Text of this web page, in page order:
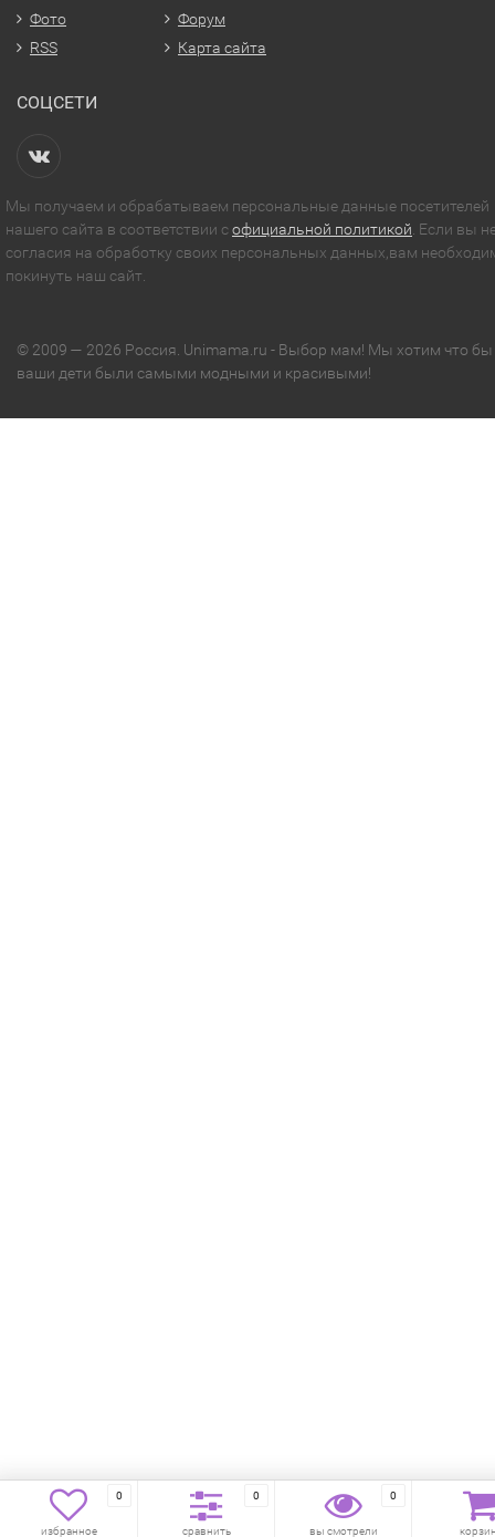
Фото
RSS
Форум
Карта сайта
СОЦСЕТИ
Мы получаем и обрабатываем персональные данные посетителей
нашего сайта в соответствии софициальной политикой . Если вы
согласия на обработку своих персональных данных,вам
покинуть наш сайт.
© 2009 — 2026 Россия. Unimama.ru - Выбор мам! Мы хотим что бы
ваши дети были самыми модными и красивыми!
0
избранное
0
сравнить
0
вы смотрели